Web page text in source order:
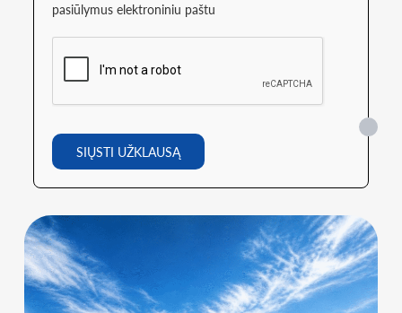
pasiūlymus elektroniniu paštu
SIŲSTI UŽKLAUSĄ